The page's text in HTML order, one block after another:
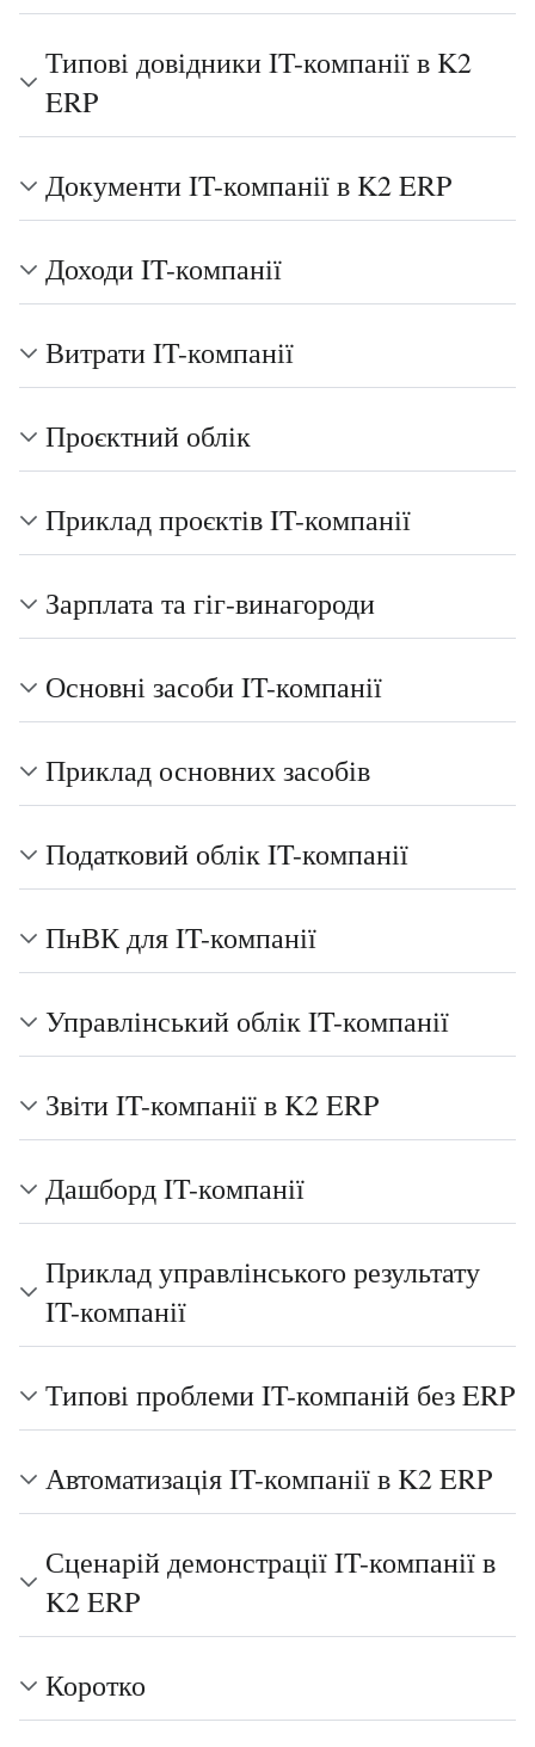
Типові довідники IT-компанії в K2
ERP
Документи IT-компанії в K2 ERP
Доходи IT-компанії
Витрати IT-компанії
Проєктний облік
Приклад проєктів IT-компанії
Зарплата та гіг-винагороди
Основні засоби IT-компанії
Приклад основних засобів
Податковий облік IT-компанії
ПнВК для IT-компанії
Управлінський облік IT-компанії
Звіти IT-компанії в K2 ERP
Дашборд IT-компанії
Приклад управлінського результату
IT-компанії
Типові проблеми IT-компаній без ERP
Автоматизація IT-компанії в K2 ERP
Сценарій демонстрації IT-компанії в
K2 ERP
Коротко